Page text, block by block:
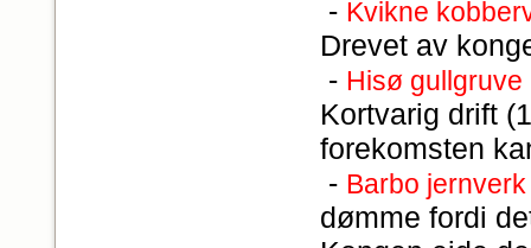
- Kvikne
Drevet av
- Hisø gullgruve
Kortvarig drift
forekomsten
- Barbo jernverk
dømme fordi